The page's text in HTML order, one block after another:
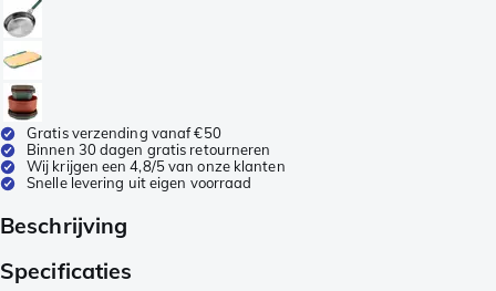
Gratis verzending vanaf €50
Binnen 30 dagen gratis retourneren
Wij krijgen een 4,8/5 van onze klanten
Snelle levering uit eigen voorraad
Beschrijving
Specificaties